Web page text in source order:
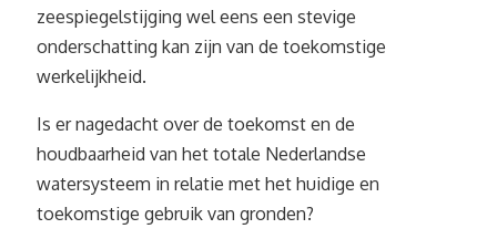
zeespiegelstijging wel eens een stevige
onderschatting kan zijn van de toekomstige
werkelijkheid.
Is er nagedacht over de toekomst en de
houdbaarheid van het totale Nederlandse
watersysteem in relatie met het huidige en
toekomstige gebruik van gronden?